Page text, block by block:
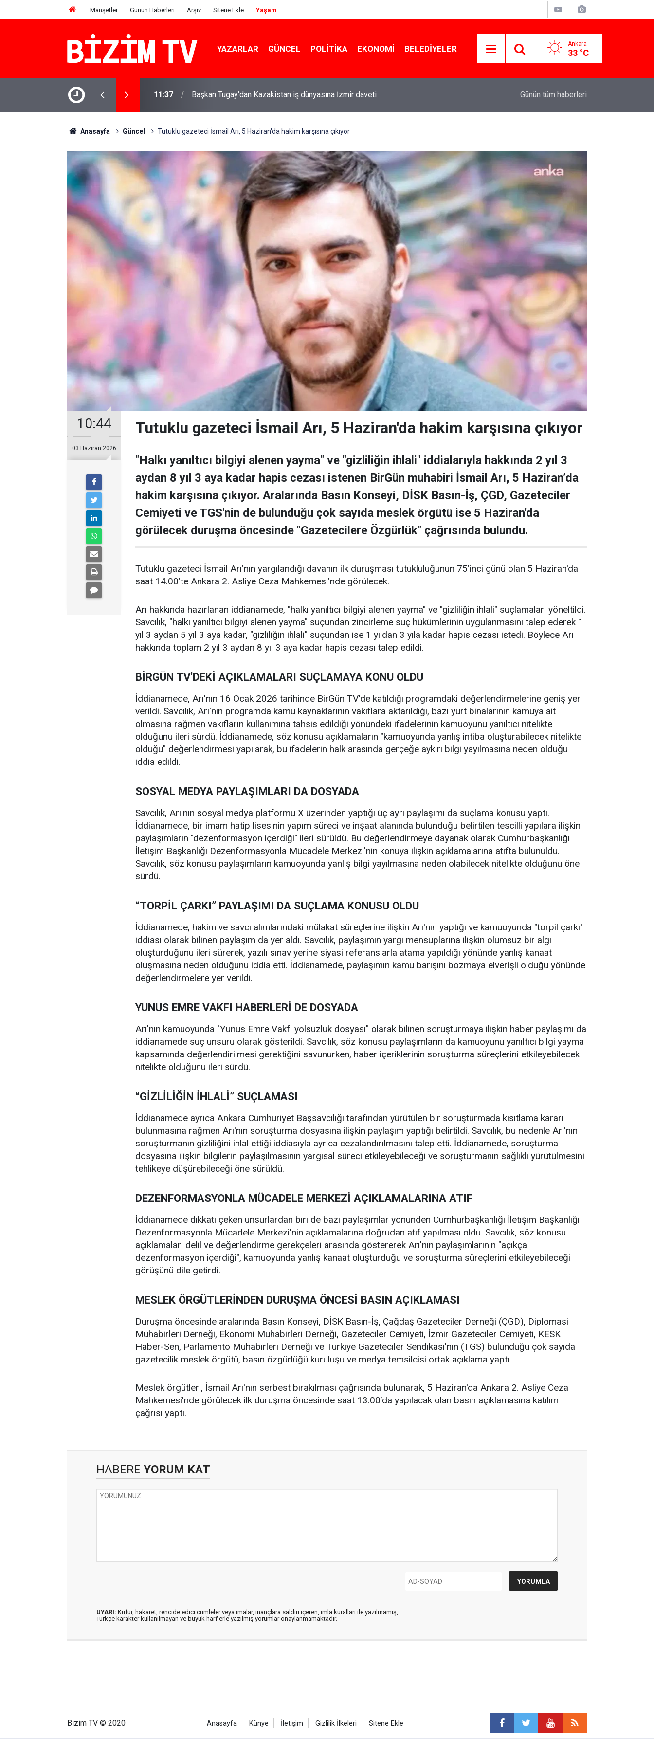
Manşetler Günün Haberleri Arşiv Sitene Ekle Yaşam
YAZARLAR GÜNCEL POLITIKA EKONOMI BELEDIYELER Ankara
33 °C
AKP'nin yönettiği 3 belediyeye
11:37 Başkan Tugay'dan Kazakistan iş dünyasına İzmir daveti Gülistan Doku soruşturması genişliyor: İki
Günün tüm haberleri
Anasayfa Güncel Tutuklu gazeteci İsmail Arı, 5 Haziran'da hakim karşısına çıkıyor
10:44
03 Haziran 2026
Tutuklu gazeteci İsmail Arı, 5 Haziran'da hakim karşısına çıkıyor
"Halkı yanıltıcı bilgiyi alenen yayma" ve "gizliliğin ihlali" iddialarıyla hakkında 2 yıl 3
aydan 8 yıl 3 aya kadar hapis cezası istenen BirGün muhabiri İsmail Arı, 5 Haziran’da
hakim karşısına çıkıyor. Aralarında Basın Konseyi, DİSK Basın-İş, ÇGD, Gazeteciler
Cemiyeti ve TGS'nin de bulunduğu çok sayıda meslek örgütü ise 5 Haziran'da
görülecek duruşma öncesinde "Gazetecilere Özgürlük" çağrısında bulundu.
Tutuklu gazeteci İsmail Arı’nın yargılandığı davanın ilk duruşması tutukluluğunun 75’inci günü olan 5 Haziran'da
saat 14.00’te Ankara 2. Asliye Ceza Mahkemesi’nde görülecek.
Arı hakkında hazırlanan iddianamede, "halkı yanıltıcı bilgiyi alenen yayma" ve "gizliliğin ihlali" suçlamaları yöneltildi.
Savcılık, "halkı yanıltıcı bilgiyi alenen yayma" suçundan zincirleme suç hükümlerinin uygulanmasını talep ederek 1
yıl 3 aydan 5 yıl 3 aya kadar, "gizliliğin ihlali" suçundan ise 1 yıldan 3 yıla kadar hapis cezası istedi. Böylece Arı
hakkında toplam 2 yıl 3 aydan 8 yıl 3 aya kadar hapis cezası talep edildi.
BİRGÜN TV'DEKİ AÇIKLAMALARI SUÇLAMAYA KONU OLDU
İddianamede, Arı'nın 16 Ocak 2026 tarihinde BirGün TV'de katıldığı programdaki değerlendirmelerine geniş yer
verildi. Savcılık, Arı'nın programda kamu kaynaklarının vakıflara aktarıldığı, bazı yurt binalarının kamuya ait
olmasına rağmen vakıfların kullanımına tahsis edildiği yönündeki ifadelerinin kamuoyunu yanıltıcı nitelikte
olduğunu ileri sürdü. İddianamede, söz konusu açıklamaların "kamuoyunda yanlış intiba oluşturabilecek nitelikte
olduğu" değerlendirmesi yapılarak, bu ifadelerin halk arasında gerçeğe aykırı bilgi yayılmasına neden olduğu
iddia edildi.
SOSYAL MEDYA PAYLAŞIMLARI DA DOSYADA
Savcılık, Arı'nın sosyal medya platformu X üzerinden yaptığı üç ayrı paylaşımı da suçlama konusu yaptı.
İddianamede, bir imam hatip lisesinin yapım süreci ve inşaat alanında bulunduğu belirtilen tescilli yapılara ilişkin
paylaşımların "dezenformasyon içerdiği" ileri sürüldü. Bu değerlendirmeye dayanak olarak Cumhurbaşkanlığı
İletişim Başkanlığı Dezenformasyonla Mücadele Merkezi'nin konuya ilişkin açıklamalarına atıfta bulunuldu.
Savcılık, söz konusu paylaşımların kamuoyunda yanlış bilgi yayılmasına neden olabilecek nitelikte olduğunu öne
sürdü.
“TORPİL ÇARKI” PAYLAŞIMI DA SUÇLAMA KONUSU OLDU
İddianamede, hakim ve savcı alımlarındaki mülakat süreçlerine ilişkin Arı'nın yaptığı ve kamuoyunda "torpil çarkı"
iddiası olarak bilinen paylaşım da yer aldı. Savcılık, paylaşımın yargı mensuplarına ilişkin olumsuz bir algı
oluşturduğunu ileri sürerek, yazılı sınav yerine siyasi referanslarla atama yapıldığı yönünde yanlış kanaat
oluşmasına neden olduğunu iddia etti. İddianamede, paylaşımın kamu barışını bozmaya elverişli olduğu yönünde
değerlendirmelere yer verildi.
YUNUS EMRE VAKFI HABERLERİ DE DOSYADA
Arı'nın kamuoyunda "Yunus Emre Vakfı yolsuzluk dosyası" olarak bilinen soruşturmaya ilişkin haber paylaşımı da
iddianamede suç unsuru olarak gösterildi. Savcılık, söz konusu paylaşımların da kamuoyunu yanıltıcı bilgi yayma
kapsamında değerlendirilmesi gerektiğini savunurken, haber içeriklerinin soruşturma süreçlerini etkileyebilecek
nitelikte olduğunu ileri sürdü.
“GİZLİLİĞİN İHLALİ” SUÇLAMASI
İddianamede ayrıca Ankara Cumhuriyet Başsavcılığı tarafından yürütülen bir soruşturmada kısıtlama kararı
bulunmasına rağmen Arı'nın soruşturma dosyasına ilişkin paylaşım yaptığı belirtildi. Savcılık, bu nedenle Arı'nın
soruşturmanın gizliliğini ihlal ettiği iddiasıyla ayrıca cezalandırılmasını talep etti. İddianamede, soruşturma
dosyasına ilişkin bilgilerin paylaşılmasının yargısal süreci etkileyebileceği ve soruşturmanın sağlıklı yürütülmesini
tehlikeye düşürebileceği öne sürüldü.
DEZENFORMASYONLA MÜCADELE MERKEZİ AÇIKLAMALARINA ATIF
İddianamede dikkati çeken unsurlardan biri de bazı paylaşımlar yönünden Cumhurbaşkanlığı İletişim Başkanlığı
Dezenformasyonla Mücadele Merkezi'nin açıklamalarına doğrudan atıf yapılması oldu. Savcılık, söz konusu
açıklamaları delil ve değerlendirme gerekçeleri arasında göstererek Arı'nın paylaşımlarının "açıkça
dezenformasyon içerdiği", kamuoyunda yanlış kanaat oluşturduğu ve soruşturma süreçlerini etkileyebileceği
görüşünü dile getirdi.
MESLEK ÖRGÜTLERİNDEN DURUŞMA ÖNCESİ BASIN AÇIKLAMASI
Duruşma öncesinde aralarında Basın Konseyi, DİSK Basın-İş, Çağdaş Gazeteciler Derneği (ÇGD), Diplomasi
Muhabirleri Derneği, Ekonomi Muhabirleri Derneği, Gazeteciler Cemiyeti, İzmir Gazeteciler Cemiyeti, KESK
Haber-Sen, Parlamento Muhabirleri Derneği ve Türkiye Gazeteciler Sendikası'nın (TGS) bulunduğu çok sayıda
gazetecilik meslek örgütü, basın özgürlüğü kuruluşu ve medya temsilcisi ortak açıklama yaptı.
Meslek örgütleri, İsmail Arı'nın serbest bırakılması çağrısında bulunarak, 5 Haziran'da Ankara 2. Asliye Ceza
Mahkemesi'nde görülecek ilk duruşma öncesinde saat 13.00’da yapılacak olan basın açıklamasına katılım
çağrısı yaptı.
HABERE YORUM KAT
UYARI: Küfür, hakaret, rencide edici cümleler veya imalar, inançlara saldırı içeren, imla kuralları ile yazılmamış,
Türkçe karakter kullanılmayan ve büyük harflerle yazılmış yorumlar onaylanmamaktadır.
Bizim TV © 2020 Anasayfa Künye İletişim Gizlilik İlkeleri Sitene Ekle